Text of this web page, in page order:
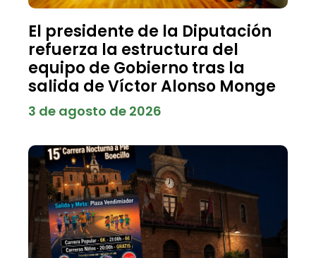
El presidente de la Diputación
refuerza la estructura del
equipo de Gobierno tras la
salida de Víctor Alonso Monge
3 de agosto de 2026